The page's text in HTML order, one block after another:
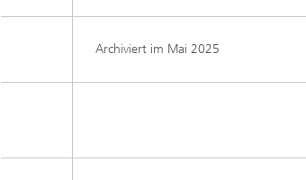
Archiviert im Mai 2025